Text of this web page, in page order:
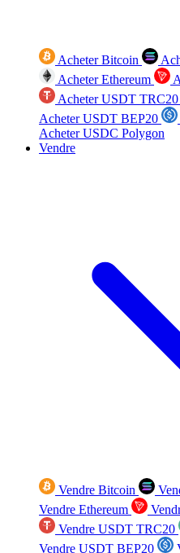
Acheter Bitcoin
Acheter Ethereum
Acheter USDT TRC20
Acheter USDT BEP20
Acheter USDC Polygon
Vendre
Vendre Bitcoin
Vendre Ethereum
Vendre USDT TRC20
Vendre USDT BEP20